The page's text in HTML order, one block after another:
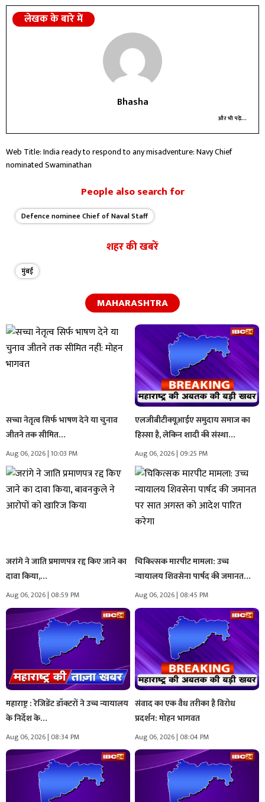
लेखक के बारे में
Bhasha
और भी पढ़ें...
Web Title: India ready to respond to any misadventure: Navy Chief
nominated Swaminathan
People also search for
Defence nominee Chief of Naval Staff
शहर की खबरें
मुंबई
MAHARASHTRA
सच्चा नेतृत्व सिर्फ भाषण देने या चुनाव
जीतने तक सीमित…
Aug 06, 2026 | 10:03 PM
एलजीबीटीक्यूआईए समुदाय समाज का
हिस्सा है, लेकिन शादी की संस्था…
Aug 06, 2026 | 09:25 PM
जरांगे ने जाति प्रमाणपत्र रद्द किए जाने का
दावा किया,…
Aug 06, 2026 | 08:59 PM
चिकित्सक मारपीट मामला: उच्च
न्यायालय शिवसेना पार्षद की जमानत
पर…
Aug 06, 2026 | 08:45 PM
महाराष्ट्र : रेजिडेंट डॉक्टरों ने उच्च न्यायालय
के निर्देश के…
Aug 06, 2026 | 08:34 PM
संवाद का एक वैध तरीका है विरोध
प्रदर्शन: मोहन भागवत
Aug 06, 2026 | 08:04 PM